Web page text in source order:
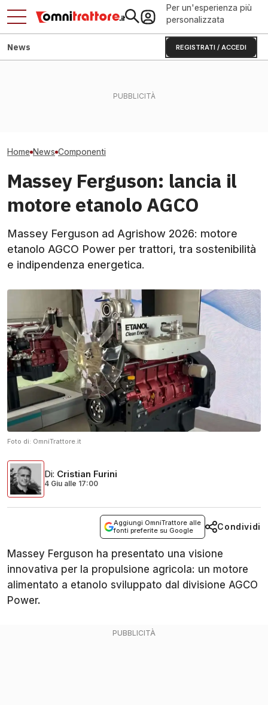
Per un'esperienza più
personalizzata
REGISTRATI / ACCEDI
News
Home News Componenti
Massey Ferguson: lancia il
motore etanolo AGCO
Massey Ferguson ad Agrishow 2026: motore
etanolo AGCO Power per trattori, tra sostenibilità
e indipendenza energetica.
Foto di: OmniTrattore.it
Di: Cristian Furini
4 Giu alle 17:00
Aggiungi OmniTrattore alle
fonti preferite su Google
Condividi
Massey Ferguson ha presentato una visione
innovativa per la propulsione agricola: un motore
alimentato a etanolo sviluppato dal divisione AGCO
Power.